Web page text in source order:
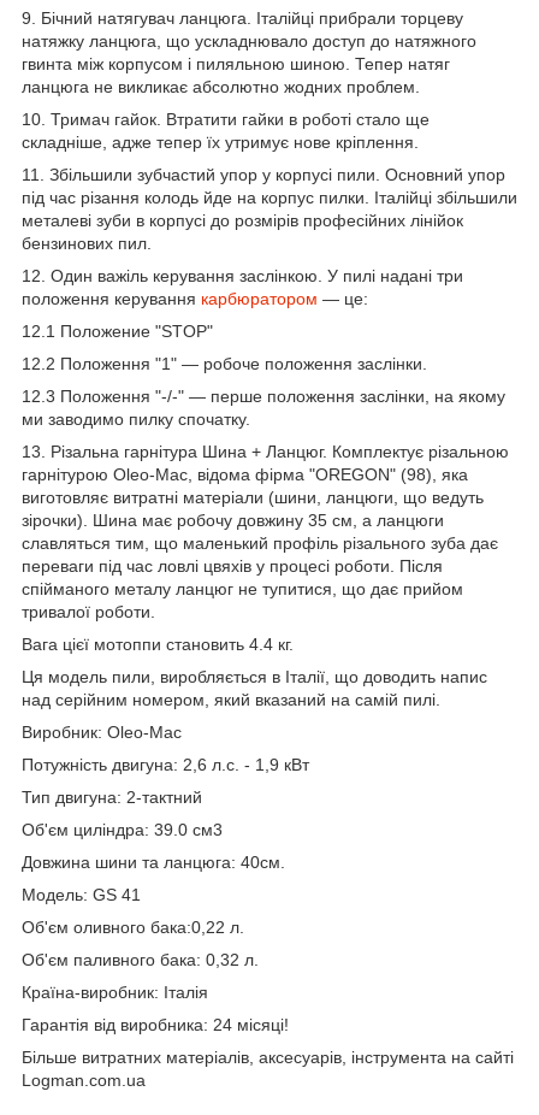
9. Бічний натягувач ланцюга. Італійці прибрали торцеву
натяжку ланцюга, що ускладнювало доступ до натяжного
гвинта між корпусом і пиляльною шиною. Тепер натяг
ланцюга не викликає абсолютно жодних проблем.
10. Тримач гайок. Втратити гайки в роботі стало ще
складніше, адже тепер їх утримує нове кріплення.
11. Збільшили зубчастий упор у корпусі пили. Основний упор
під час різання колодь йде на корпус пилки. Італійці збільшили
металеві зуби в корпусі до розмірів професійних лінійок
бензинових пил.
12. Один важіль керування заслінкою. У пилі надані три
положення керування карбюратором — це:
12.1 Положение "STOP"
12.2 Положення "1" — робоче положення заслінки.
12.3 Положення "-/-" — перше положення заслінки, на якому
ми заводимо пилку спочатку.
13. Різальна гарнітура Шина + Ланцюг. Комплектує різальною
гарнітурою Oleo-Mac, відома фірма "OREGON" (98), яка
виготовляє витратні матеріали (шини, ланцюги, що ведуть
зірочки). Шина має робочу довжину 35 см, а ланцюги
славляться тим, що маленький профіль різального зуба дає
переваги під час ловлі цвяхів у процесі роботи. Після
спійманого металу ланцюг не тупитися, що дає прийом
тривалої роботи.
Вага цієї мотоппи становить 4.4 кг.
Ця модель пили, виробляється в Італії, що доводить напис
над серійним номером, який вказаний на самій пилі.
Виробник: Oleo-Mac
Потужність двигуна: 2,6 л.с. - 1,9 кВт
Тип двигуна: 2-тактний
Об'єм циліндра: 39.0 см3
Довжина шини та ланцюга: 40см.
Модель: GS 41
Об'єм оливного бака:0,22 л.
Об'єм паливного бака: 0,32 л.
Країна-виробник: Італія
Гарантія від виробника: 24 місяці!
Більше витратних матеріалів, аксесуарів, інструмента на сайті
Logman.com.ua